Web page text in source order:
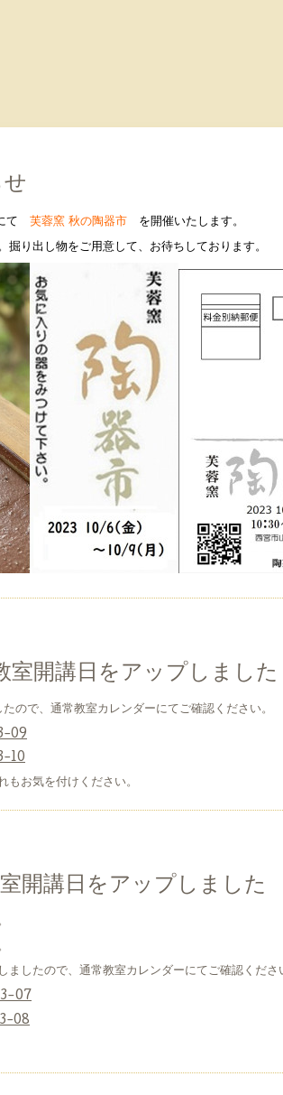
て 芙蓉窯 秋の陶器市
を開催いたします。
掘り出し物をご用意して、お待ちしております。
室開講日をアップしました
ので、通常教室カレンダーにてご確認ください。
09
10
お気を付けください。
開講日をアップしました
したので、通常教室カレンダーにてご確認くださ
07
08